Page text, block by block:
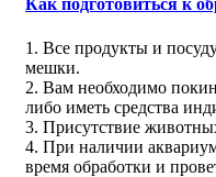
Как подготовиться к
1. Все продукты и
мешки.
2. Вам необходимо
либо иметь средства
3. Присутствие
4. При наличии
время обработки и